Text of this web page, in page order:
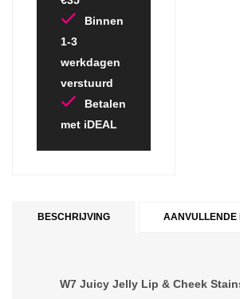
Binnen
1-3
werkdagen
verstuurd
Betalen
met iDEAL
BESCHRIJVING AANVULLENDE
W7 Juicy Jelly Lip & Cheek